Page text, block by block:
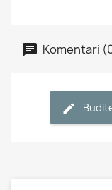
Komentari